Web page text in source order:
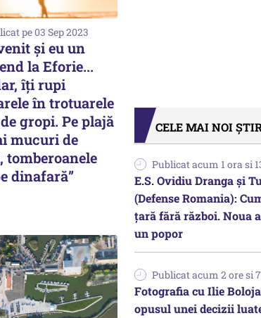
pe 03 Sep 2023
și eu un
la Eforie...
îți rupi
în trotuarele
gropi. Pe plajă
mucuri de
tomberoanele
dinafară”
CELE MAI NOI
Publicat acum 1 ora si
E.S. Ovidiu Dranga și
(Defense Romania):
țară fără război. Noua
un popor
Publicat acum 2 ore si
Fotografia cu Ilie
opusul unei decizii